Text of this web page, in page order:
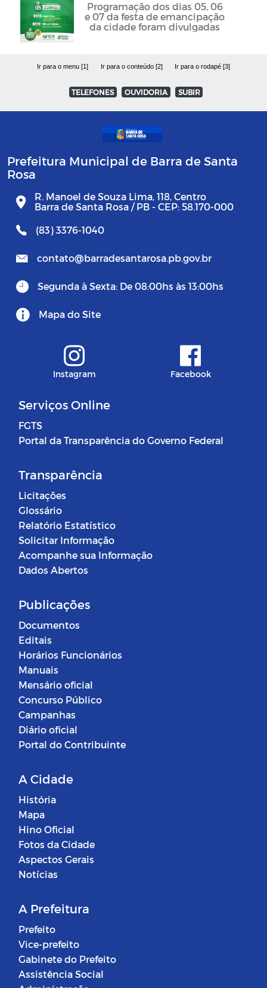
Programação dos dias 05, 06
e 07 da festa de emancipação
da cidade foram divulgadas
Ir para o menu [1] Ir para o conteúdo [2] Ir para o rodapé [3]
TELEFONES OUVIDORIA SUBIR
Prefeitura Municipal de Barra de Santa
Rosa
R. Manoel de Souza Lima, 118, Centro
Barra de Santa Rosa / PB - CEP: 58.170-000
(83) 3376-1040
contato@barradesantarosa.pb.gov.br
Segunda à Sexta: De 08:00hs às 13:00hs
Mapa do Site
Instagram Facebook
Serviços Online
FGTS
Portal da Transparência do Governo Federal
Transparência
Licitações
Glossário
Relatório Estatístico
Solicitar Informação
Acompanhe sua Informação
Dados Abertos
Publicações
Documentos
Editais
Horários Funcionários
Manuais
Mensário oficial
Concurso Público
Campanhas
Diário oficial
Portal do Contribuinte
A Cidade
História
Mapa
Hino Oficial
Fotos da Cidade
Aspectos Gerais
Notícias
A Prefeitura
Prefeito
Vice-prefeito
Gabinete do Prefeito
Assistência Social